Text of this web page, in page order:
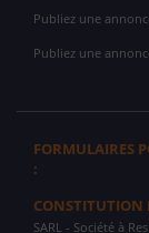
Publiez une
Publiez une
FORMULAIRES
:
CONSTITUTION
SARL - Société à